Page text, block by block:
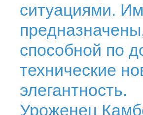
ситуациями.
способной по
технические
элегантность.
Уроженец